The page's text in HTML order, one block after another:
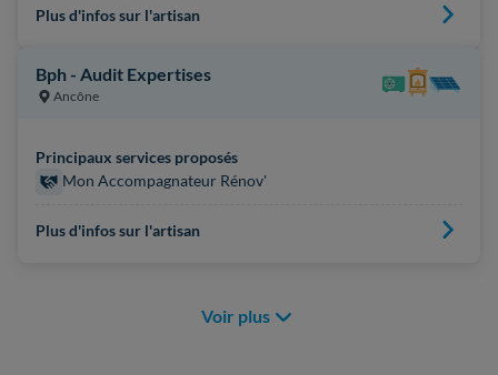
Plus d'infos sur l'artisan
Bph - Audit Expertises
Ancône
Principaux services proposés
Mon Accompagnateur Rénov'
Plus d'infos sur l'artisan
Voir plus